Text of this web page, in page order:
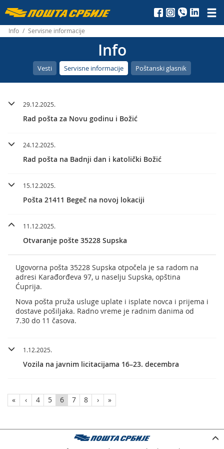
Пошта
Србије
д.о.о.
Info / Servisne informacije
Info
Vesti Servisne informacije Poštanski glasnik
29.12.2025.
Rad pošta za Novu godinu i Božić
24.12.2025.
Rad pošta na Badnji dan i katolički Božić
15.12.2025.
Pošta 21411 Begeč na novoj lokaciji
11.12.2025.
Otvaranje pošte 35228 Supska
Ugovorna pošta 35228 Supska otpočela je sa radom na
adresi Karađorđeva 97, u naselju Supska, opština
Ćuprija.
Nova pošta pruža usluge uplate i isplate novca i prijema i
dostave pošiljaka. Radno vreme je radnim danima od
7.30 do 11 časova.
1.12.2025.
Vozila na javnim licitacijama 16–23. decembra
« ‹ 4 5 6 7 8 › »